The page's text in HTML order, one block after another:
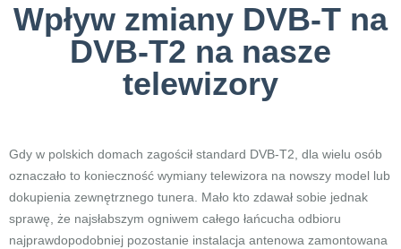
Wpływ zmiany DVB-T na
DVB-T2 na nasze
telewizory
Gdy w polskich domach zagościł standard DVB-T2, dla wielu osób
oznaczało to konieczność wymiany telewizora na nowszy model lub
dokupienia zewnętrznego tunera. Mało kto zdawał sobie jednak
sprawę, że najsłabszym ogniwem całego łańcucha odbioru
najprawdopodobniej pozostanie instalacja antenowa zamontowana